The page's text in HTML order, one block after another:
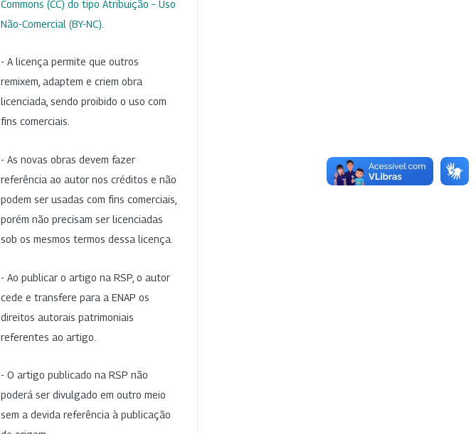
Commons (CC) do tipo Atribuição – Uso
Não-Comercial (BY-NC)
- A licença permite que outros
remixem, adaptem e criem obra
licenciada, sendo proibido o uso com
fins comerciais.
- As novas obras devem fazer
referência ao autor nos créditos e não
podem ser usadas com fins comerciais,
porém não precisam ser licenciadas
sob os mesmos termos dessa licença.
- Ao publicar o artigo na RSP, o autor
cede e transfere para a ENAP os
direitos autorais patrimoniais
referentes ao artigo.
- O artigo publicado na RSP não
poderá ser divulgado em outro meio
sem a devida referência à publicação